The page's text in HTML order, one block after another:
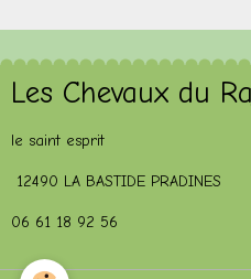
Les Chevaux du
le saint esprit
12490 LA BASTIDE PRADINES
06 61 18 92 56